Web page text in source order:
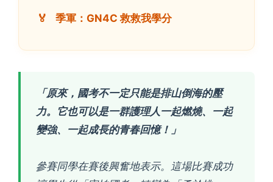
季軍：GN4C 救救我學分
「原來，國考不一定只能是排山倒海的壓
力。它也可以是一群護理人一起燃燒、一起
變強、一起成長的青春回憶！」
參賽同學在賽後興奮地表示。這場比賽成功